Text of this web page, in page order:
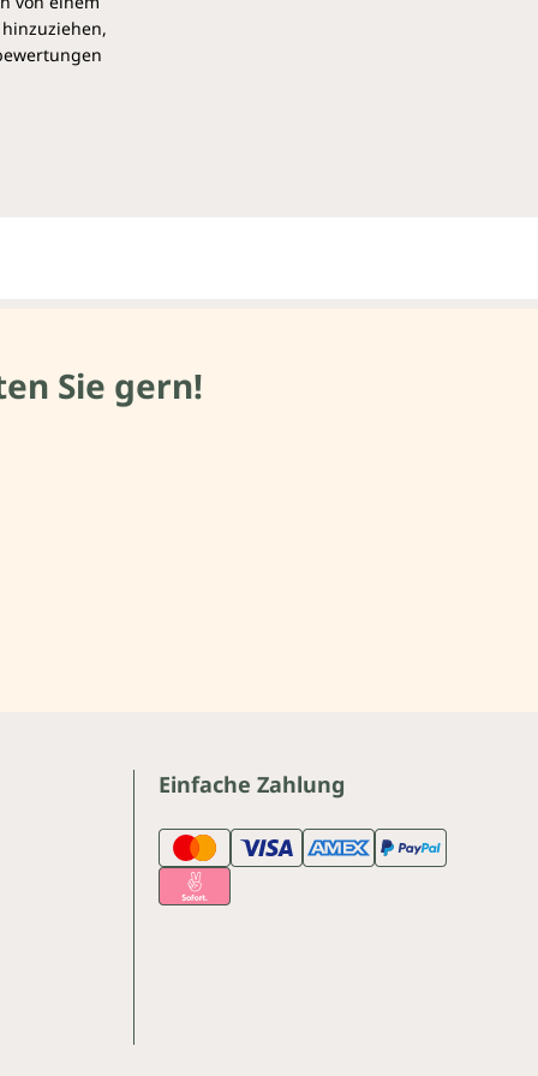
Sie gern!
Einfache Zahlung